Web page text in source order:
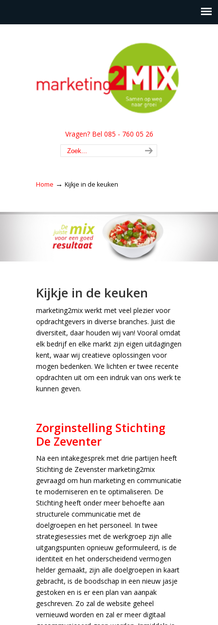
Vragen? Bel 085 - 760 05 26
Home → Kijkje in de keuken
Kijkje in de keuken
marketing2mix werkt met veel plezier voor
opdrachtgevers in diverse branches. Juist die
diversiteit, daar houden wij van! Vooral omdat
elk bedrijf en elke markt zijn eigen uitdagingen
kent, waar wij creatieve oplossingen voor
mogen bedenken. We lichten er twee recente
opdrachten uit om een indruk van ons werk te
kunnen geven.
Zorginstelling Stichting
De Zeventer
Na een intakegesprek met drie partijen heeft
Stichting de Zevenster marketing2mix
gevraagd om hun marketing en communicatie
te moderniseren en te optimaliseren. De
Stichting heeft onder meer behoefte aan
structurele communicatie met de
doelgroepen en het personeel. In twee
strategiesessies met de werkgroep zijn alle
uitgangspunten opnieuw geformuleerd, is de
identiteit en het onderscheidend vermogen
helder gemaakt, zijn alle doelgroepen in kaart
gebracht, is de boodschap in een nieuw jasje
gestoken en is er een plan van aanpak
geschreven. Zo zal de website geheel
vernieuwd worden en zal er meer digitaal